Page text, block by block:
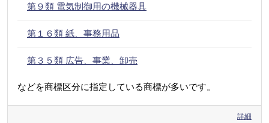
第９類 電気制御用の機械器具
第１６類 紙、事務用品
第３５類 広告、事業、卸売
などを商標区分に指定している商標が多いです。
詳細